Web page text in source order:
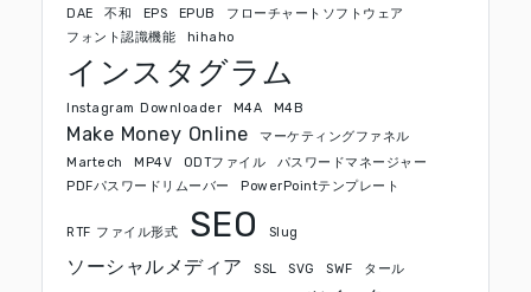
DAE
不和 EPS EPUB
フローチャートソフトウェア
フォント認識機能
hihaho
インスタグラム
Instagram Downloader M4A M4B
Make Money Online
マーケティングファネル
Martech
MP4V ODTファイル
パスワードマネージャー
PDFパスワードリムーバー
PowerPointテンプレート
RTF ファイル形式 SEO Slug
ソーシャルメディア SSL SVG SWF
タール